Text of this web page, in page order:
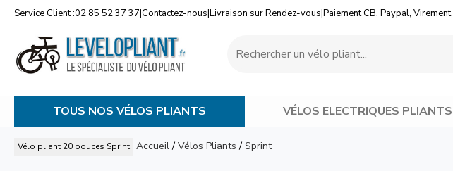
Service Client :02 85 52 37 37|Contactez-nous|Livraison sur Rendez-vous|Paiement CB, Paypal, Virement,
TOUS NOS VÉLOS PLIANTS VÉLOS ELECTRIQUES PLIANTS
Vélo pliant 20 pouces Sprint Accueil / Vélos Pliants / Sprint